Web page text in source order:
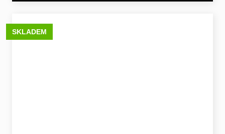
SKLADEM